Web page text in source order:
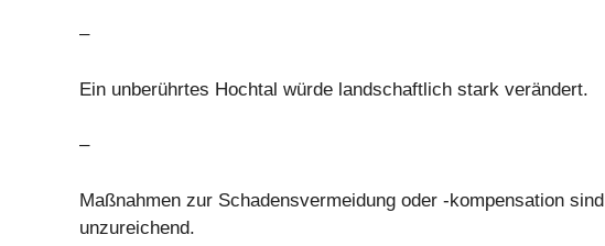
–
Ein unberührtes Hochtal würde landschaftlich stark verändert.
–
Maßnahmen zur Schadensvermeidung oder -kompensation sind
unzureichend.